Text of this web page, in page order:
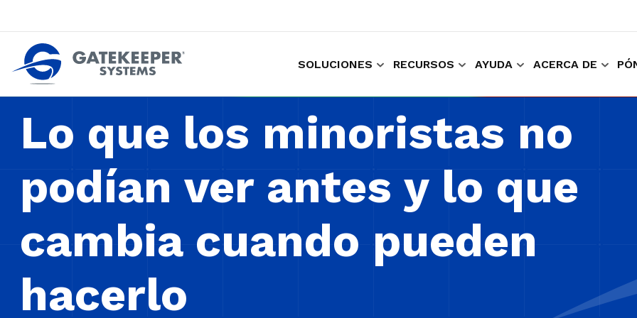
SOLUCIONES RECURSOS AYUDA ACERCA DE
Lo que los minoristas no
podían ver antes y lo que
cambia cuando pueden
hacerlo